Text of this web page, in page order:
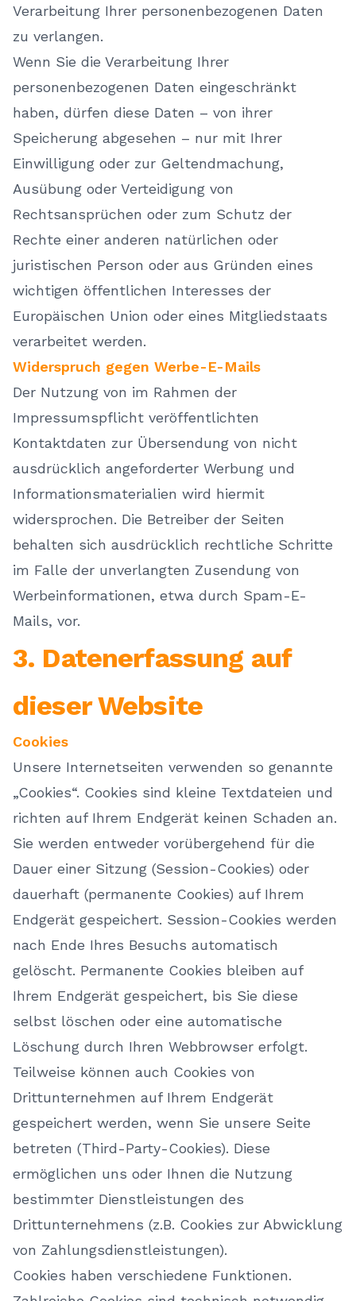
Verarbeitung Ihrer personenbezogenen Daten
zu verlangen.
Wenn Sie die Verarbeitung Ihrer
personenbezogenen Daten eingeschränkt
haben, dürfen diese Daten – von ihrer
Speicherung abgesehen – nur mit Ihrer
Einwilligung oder zur Geltendmachung,
Ausübung oder Verteidigung von
Rechtsansprüchen oder zum Schutz der
Rechte einer anderen natürlichen oder
juristischen Person oder aus Gründen eines
wichtigen öffentlichen Interesses der
Europäischen Union oder eines Mitgliedstaats
verarbeitet werden.
Widerspruch gegen Werbe-E-Mails
Der Nutzung von im Rahmen der
Impressumspflicht veröffentlichten
Kontaktdaten zur Übersendung von nicht
ausdrücklich angeforderter Werbung und
Informationsmaterialien wird hiermit
widersprochen. Die Betreiber der Seiten
behalten sich ausdrücklich rechtliche Schritte
im Falle der unverlangten Zusendung von
Werbeinformationen, etwa durch Spam-E-
Mails, vor.
3. Datenerfassung auf
dieser Website
Cookies
Unsere Internetseiten verwenden so genannte
„Cookies“. Cookies sind kleine Textdateien und
richten auf Ihrem Endgerät keinen Schaden an.
Sie werden entweder vorübergehend für die
Dauer einer Sitzung (Session-Cookies) oder
dauerhaft (permanente Cookies) auf Ihrem
Endgerät gespeichert. Session-Cookies werden
nach Ende Ihres Besuchs automatisch
gelöscht. Permanente Cookies bleiben auf
Ihrem Endgerät gespeichert, bis Sie diese
selbst löschen oder eine automatische
Löschung durch Ihren Webbrowser erfolgt.
Teilweise können auch Cookies von
Drittunternehmen auf Ihrem Endgerät
gespeichert werden, wenn Sie unsere Seite
betreten (Third-Party-Cookies). Diese
ermöglichen uns oder Ihnen die Nutzung
bestimmter Dienstleistungen des
Drittunternehmens (z.B. Cookies zur Abwicklung
von Zahlungsdienstleistungen).
Cookies haben verschiedene Funktionen.